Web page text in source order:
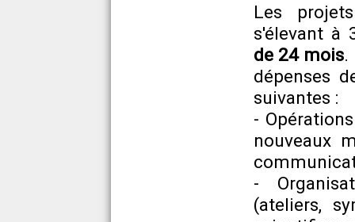
Les
s'élevant à
de 24 mois.
dépenses
suivantes :
-
nouveaux
-
(ateliers,